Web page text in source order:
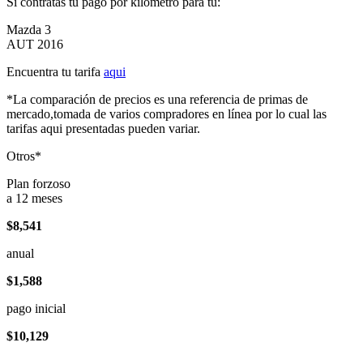
Mazda 3
AUT 2016
Encuentra tu tarifa aqui
*La comparación de precios es una referencia de primas de
mercado,tomada de varios compradores en línea por lo cual las
tarifas aqui presentadas pueden variar.
Otros*
Plan forzoso
a 12 meses
$8,541
anual
$1,588
pago inicial
$10,129